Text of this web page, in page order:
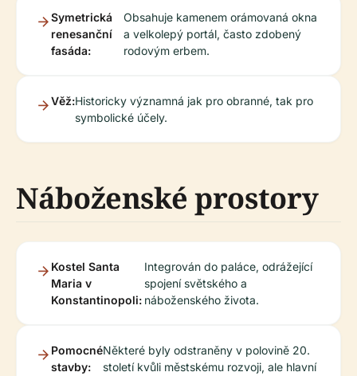
Symetrická
renesanční
fasáda:
Obsahuje kamenem orámovaná okna
a velkolepý portál, často zdobený
rodovým erbem.
Věž:Historicky významná jak pro obranné, tak pro
symbolické účely.
Náboženské prostory
Kostel Santa
Maria v
Konstantinopoli:
Integrován do paláce, odrážející
spojení světského a
náboženského života.
Pomocné
stavby:
Některé byly odstraněny v polovině 20.
století kvůli městskému rozvoji, ale hlavní